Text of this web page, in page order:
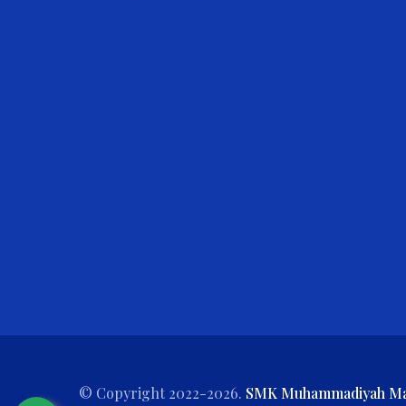
© Copyright 2022-2026. SMK Muhammadiyah